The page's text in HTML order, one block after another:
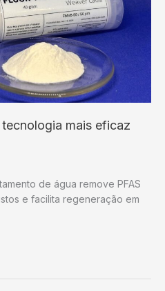
mais eficaz
de água remove PFAS
e facilita regeneração em